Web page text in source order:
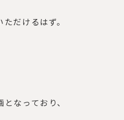
だけるはず。
なっており、